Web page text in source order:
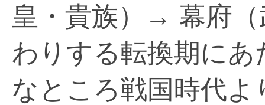
皇・貴族）→ 幕府
わりする転換期に
なところ戦国時代